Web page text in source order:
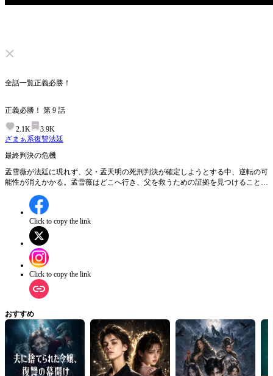
ミュートを解除する
全話一覧正義必勝！
正義必勝！ 第 9 話
2.1K
3.9K
ざまぁ系復讐法廷
最終判決の危機
孟雪薇が法廷に現れず、父・孟天明の死刑判決が確定しようとする中、逆転の可
能性が消えかかる。孟雪薇はどこへ行き、父を救うための証拠を見つけることが
Click to copy the link
Click to copy the link
おすすめ